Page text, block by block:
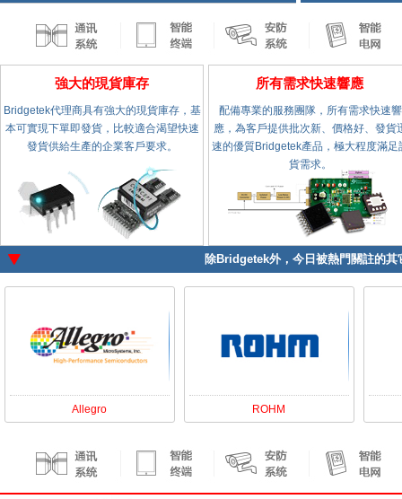
強大的現貨庫存
Bridgetek代理商具有強大的現貨庫存，基
本可實現下單即發貨，比較適合渴望快速
發貨供給生產的企業客戶要求。
所有需求快速響應
配備專業的服務團隊，所有需求快速響
應，為客戶提供批次新、價格好、發貨
速的優質Bridgetek產品，極大程度滿足
貨需求。
除Bridgetek外，今日被熱門關註的
Allegro ROHM